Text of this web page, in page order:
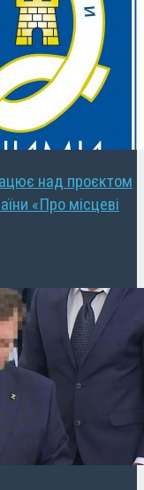
над проєктом
«Про місцеві